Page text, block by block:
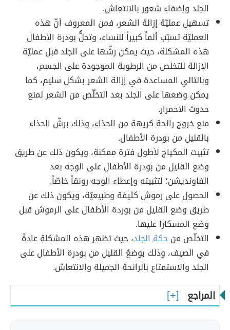
الجلد وإضفاء شعور بالانتعاش.
تسهيل عمليّة إزالة الشعر، فمن المعروف أنّ هذه
العمليّة تسبّب ألماً كبيراً للنساء، وتحلُّ بودرة الأطفال
هذه المشكلة، حيث يمكن رشّها على الجلد قبل عمليّة
الإزالة للتخلص من الرطوبة الموجودة على الجسم،
وبالتالي المساعدة في إزالة الشعر بشكل سليم، كما
يمكن وضعها على الجلد بعد التخلّص من الشعر لمنع
حدوث الاحمرار.
منع خروج رائحة كريهة من الحذاء، وذلك برشّ الحذاء
بالقليل من بودرة الأطفال.
تثبيت المكياج لأطول فترة ممكنة، ويكون ذلك عن طريق
وضع القليل من بودرة الأطفال على الوجه بعد
الفاونديشن؛ لتثبيته وإعطاء الوجه رونقاً خاصّاً.
الحصول على رموش كثيفة وطبيعيّة، ويكون ذلك عن
طريق وضع القليل من بوردة الأطفال على الرموش قبل
وضع المسكارا عليها.
التخلّص منحكة الجلد، حيث تظهر هذه المشكلة عادةً
في الصيف، وذلك بوضعُ القليل من بودرة الأطفال على
الجلد والاستمتاع بالرائحة الجميلة والانتعاش.
المراجع